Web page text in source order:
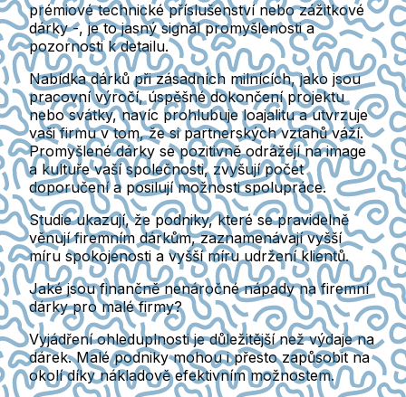
prémiové technické příslušenství nebo zážitkové
dárky -, je to jasný signál promyšlenosti a
pozornosti k detailu.
Nabídka dárků při zásadních milnících, jako jsou
pracovní výročí, úspěšné dokončení projektu
nebo svátky, navíc prohlubuje loajalitu a utvrzuje
vaši firmu v tom, že si partnerských vztahů váží.
Promyšlené dárky se pozitivně odrážejí na image
a kultuře vaší společnosti, zvyšují počet
doporučení a posilují možnosti spolupráce.
Studie ukazují, že podniky, které se pravidelně
věnují firemním dárkům, zaznamenávají vyšší
míru spokojenosti a vyšší míru udržení klientů.
Jaké jsou finančně nenáročné nápady na firemní
dárky pro malé firmy?
Vyjádření ohleduplnosti je důležitější než výdaje na
dárek. Malé podniky mohou i přesto zapůsobit na
okolí díky nákladově efektivním možnostem.